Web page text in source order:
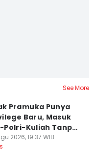
See More
Pramuka Punya
Baru, Masuk
Polri-Kuliah Tanpa
2026, 19:37 WIB